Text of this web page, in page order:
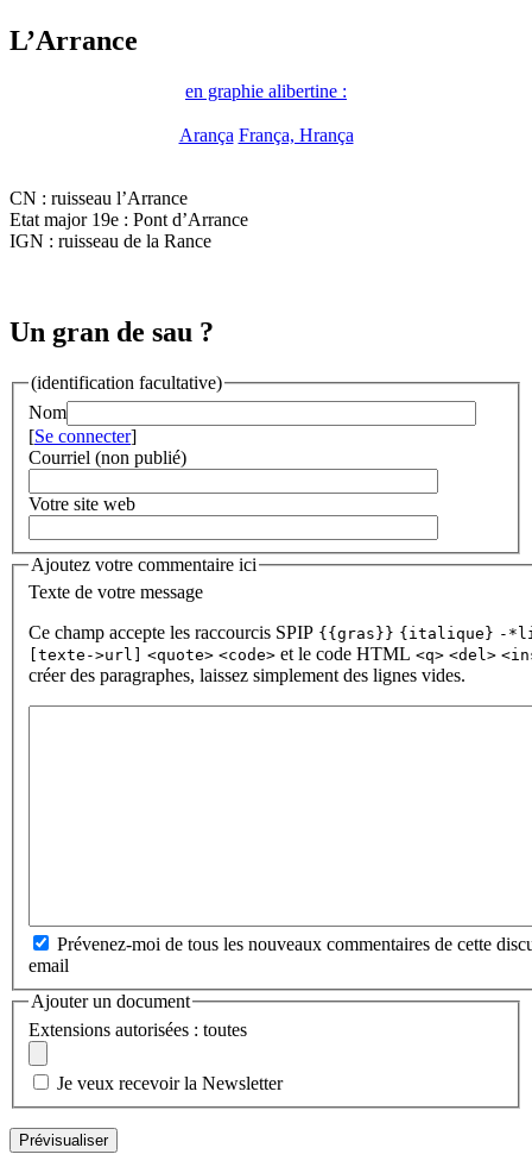
L’Arrance
en graphie alibertine :
Arança França, Hrança
CN : ruisseau l’Arrance
Etat major 19e : Pont d’Arrance
IGN : ruisseau de la Rance
Un gran de sau ?
(identification facultative)
Nom
[Se connecter]
Courriel (non publié)
Votre site web
Ajoutez votre commentaire ici
Texte de votre message
Ce champ accepte les raccourcis SPIP {{gras}} {italique} -
[texte->url]
<quote> <code> et le code HTML <q> <del>
créer des paragraphes, laissez simplement des lignes vides.
Prévenez-moi de tous les nouveaux commentaires de cette
email
Ajouter un document
Extensions autorisées : toutes
Je veux recevoir la Newsletter